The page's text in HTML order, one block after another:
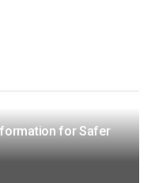
for Safer